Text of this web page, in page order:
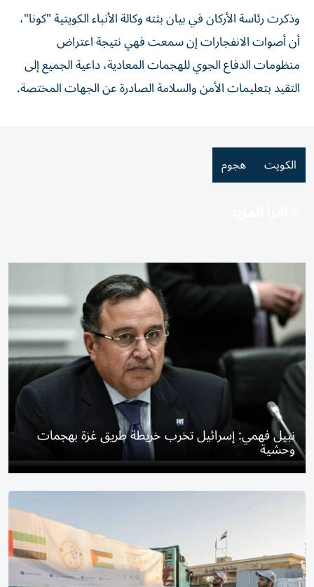
وذكرت رئاسة الأركان في بيان بثته وكالة الأنباء الكويتية "كونا"،
أن أصوات الانفجارات إن سمعت فهي نتيجة اعتراض
منظومات الدفاع الجوي للهجمات المعادية، داعية الجميع إلى
التقيد بتعليمات الأمن والسلامة الصادرة عن الجهات المختصة.
الكويت هجوم
نبيل فهمي: إسرائيل تخرب خريطة طريق غزة بهجمات
وحشية